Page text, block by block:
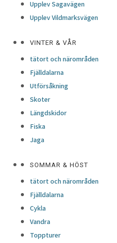
Upplev Sagavägen
Upplev Vildmarksvägen
VINTER & VÅR
tätort och närområden
Fjälldalarna
Utförsåkning
Skoter
Längdskidor
Fiska
Jaga
SOMMAR & HÖST
tätort och närområden
Fjälldalarna
Cykla
Vandra
Toppturer